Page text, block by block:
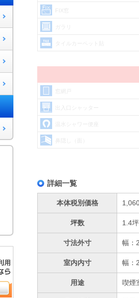
FIX窓
詳細一覧
本体税別価格
坪数 1.4坪
寸法外寸 幅：
室内内寸 幅：
用途 喫煙